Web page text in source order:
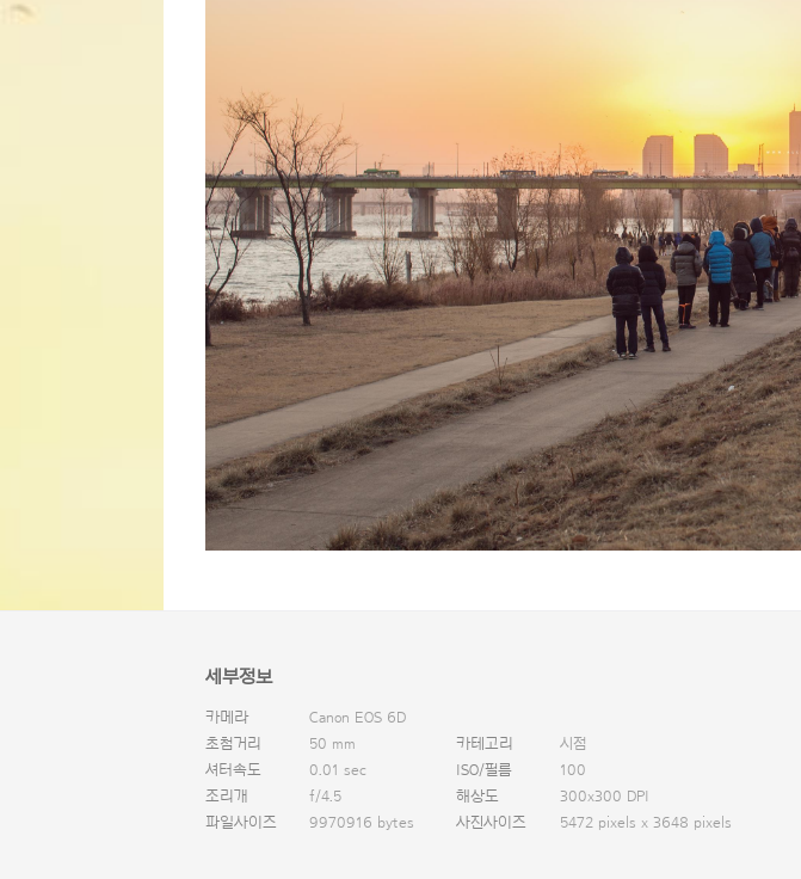
세부정보
카메라
Canon EOS 6D
초첨거리
50 mm 카테고리
시점
셔터속도
0.01 sec ISO/필름
100
조리개
f/4.5 해상도
300x300 DPI
파일사이즈
9970916 bytes 사진사이즈 5472 pixels x 3648 pixels